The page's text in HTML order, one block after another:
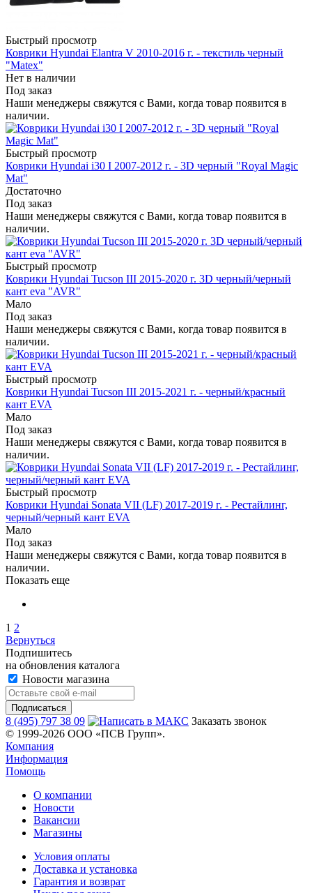
Быстрый просмотр
Коврики Hyundai Elantra V 2010-2016 г. - текстиль черный
"Matex"
Нет в наличии
Под заказ
Наши менеджеры свяжутся с Вами, когда товар появится в
наличии.
Быстрый просмотр
Коврики Hyundai i30 I 2007-2012 г. - 3D черный "Royal Magic
Mat"
Достаточно
Под заказ
Наши менеджеры свяжутся с Вами, когда товар появится в
наличии.
Быстрый просмотр
Коврики Hyundai Tucson III 2015-2020 г. 3D черный/черный
кант eva "AVR"
Мало
Под заказ
Наши менеджеры свяжутся с Вами, когда товар появится в
наличии.
Быстрый просмотр
Коврики Hyundai Tucson III 2015-2021 г. - черный/красный
кант EVA
Мало
Под заказ
Наши менеджеры свяжутся с Вами, когда товар появится в
наличии.
Быстрый просмотр
Коврики Hyundai Sonata VII (LF) 2017-2019 г. - Рестайлинг,
черный/черный кант EVA
Мало
Под заказ
Наши менеджеры свяжутся с Вами, когда товар появится в
наличии.
Показать еще
1 2
Вернуться
Подпишитесь
на обновления каталога
Новости магазина
8 (495) 797 38 09
Заказать звонок
© 1999-2026 ООО «ПСВ Групп».
Компания
Информация
Помощь
О компании
Новости
Вакансии
Магазины
Условия оплаты
Доставка и установка
Гарантия и возврат